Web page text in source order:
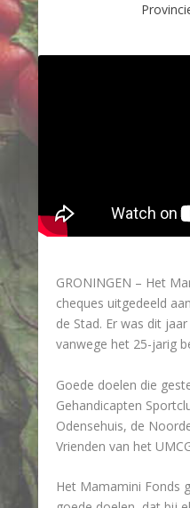
GRONINGEN – Het
cheques uitgedeeld
de Stad. Er was dit
vanwege het 25-jarig
Goede doelen die
Gehandicapten
Odensehuis, de
Vrienden van het
Het Mamamini Fonds